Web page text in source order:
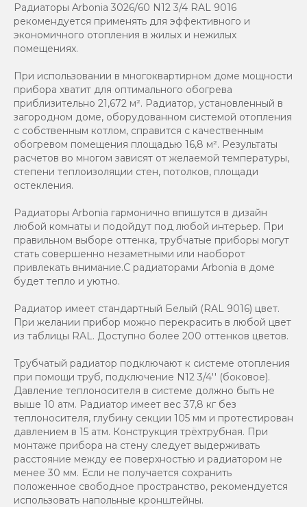
Радиаторы Arbonia 3026/60 N12 3/4 RAL 9016
рекомендуется применять для эффективного и
экономичного отопления в жилых и нежилых
помещениях.
При использовании в многоквартирном доме мощности
прибора хватит для оптимального обогрева
приблизительно 21,672 м². Радиатор, установленный в
загородном доме, оборудованном системой отопления
с собственным котлом, справится с качественным
обогревом помещения площадью 16,8 м². Результаты
расчетов во многом зависят от желаемой температуры,
степени теплоизоляции стен, потолков, площади
остекления.
Радиаторы Arbonia гармонично впишутся в дизайн
любой комнаты и подойдут под любой интерьер. При
правильном выборе оттенка, трубчатые приборы могут
стать совершенно незаметными или наоборот
привлекать внимание.С радиаторами Аrbonia в доме
будет тепло и уютно.
Радиатор имеет стандартный Белый (RAL 9016) цвет.
При желании прибор можно перекрасить в любой цвет
из таблицы RAL. Доступно более 200 оттенков цветов.
Трубчатый радиатор подключают к системе отопления
при помощи труб, подключение N12 3/4'' (боковое).
Давление теплоносителя в системе должно быть не
выше 10 атм. Радиатор имеет вес 37,8 кг без
теплоносителя, глубину секции 105 мм и протестирован
давлением в 15 атм. Конструкция трёхтрубная. При
монтаже прибора на стену следует выдерживать
расстояние между ее поверхностью и радиатором не
менее 30 мм. Если не получается сохранить
положенное свободное пространство, рекомендуется
использовать напольные кронштейны.